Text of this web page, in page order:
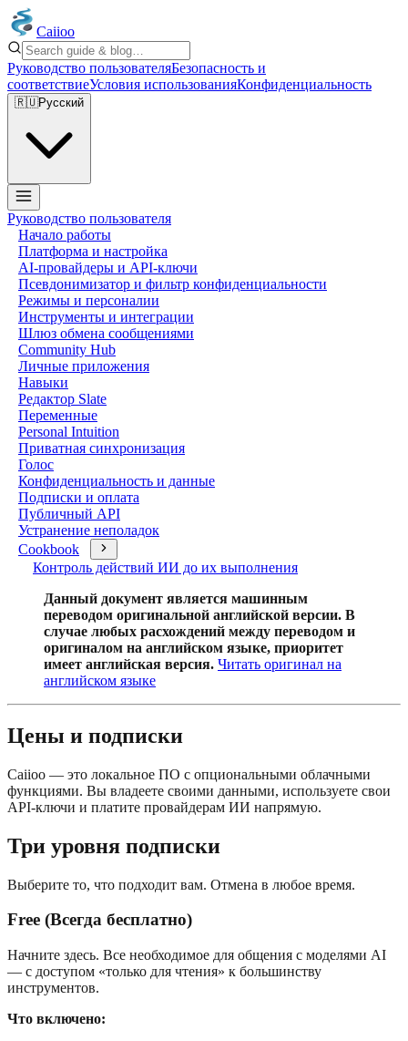
Caiioo
Руководство пользователяБезопасность и
соответствиеУсловия использованияКонфиденциальность
🇷🇺Русский
Руководство пользователя
Начало работы
Платформа и настройка
AI-провайдеры и API-ключи
Псевдонимизатор и фильтр конфиденциальности
Режимы и персоналии
Инструменты и интеграции
Шлюз обмена сообщениями
Community Hub
Личные приложения
Навыки
Редактор Slate
Переменные
Personal Intuition
Приватная синхронизация
Голос
Конфиденциальность и данные
Подписки и оплата
Публичный API
Устранение неполадок
Cookbook
Контроль действий ИИ до их выполнения
Данный документ является машинным
переводом оригинальной английской версии. В
случае любых расхождений между переводом и
оригиналом на английском языке, приоритет
имеет английская версия. Читать оригинал на
английском языке
Цены и подписки
Caiioo — это локальное ПО с опциональными облачными
функциями. Вы владеете своими данными, используете свои
API-ключи и платите провайдерам ИИ напрямую.
Три уровня подписки
Выберите то, что подходит вам. Отмена в любое время.
Free (Всегда бесплатно)
Начните здесь. Все необходимое для общения с моделями AI
— с доступом «только для чтения» к большинству
инструментов.
Что включено: